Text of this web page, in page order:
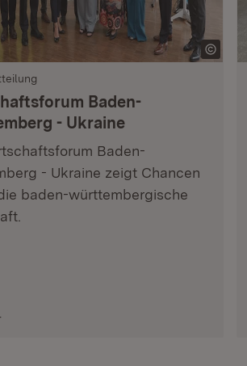
Baden-
- Ukraine
Baden-
- Ukraine zeigt Chancen
baden-württembergische